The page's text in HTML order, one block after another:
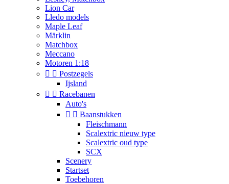
Lion Car
Lledo models
Maple Leaf
Märklin
Matchbox
Meccano
Motoren 1:18
  Postzegels
Ijsland
  Racebanen
Auto's
  Baanstukken
Fleischmann
Scalextric nieuw type
Scalextric oud type
SCX
Scenery
Startset
Toebehoren